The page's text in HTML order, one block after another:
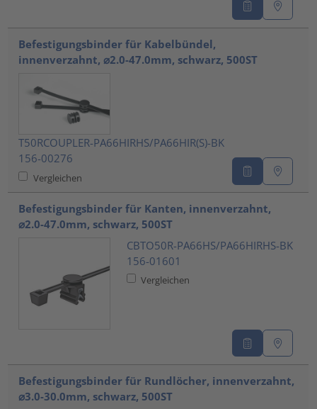
Befestigungsbinder für Kabelbündel,
innenverzahnt, ⌀2.0-47.0mm, schwarz, 500ST
T50RCOUPLER-PA66HIRHS/PA66HIR(S)-BK
156-00276
Vergleichen
Befestigungsbinder für Kanten, innenverzahnt,
⌀2.0-47.0mm, schwarz, 500ST
CBTO50R-PA66HS/PA66HIRHS-BK
156-01601
Vergleichen
Befestigungsbinder für Rundlöcher, innenverzahnt,
⌀3.0-30.0mm, schwarz, 500ST